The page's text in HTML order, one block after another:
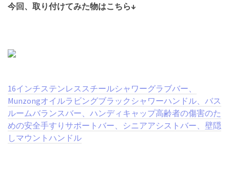
今回、取り付けてみた物はこちら↓
16インチステンレススチールシャワーグラブバー、
Munzongオイルラビングブラックシャワーハンドル、バス
ルームバランスバー、ハンディキャップ高齢者の傷害のた
めの安全手すりサポートバー、シニアアシストバー、壁隠
しマウントハンドル